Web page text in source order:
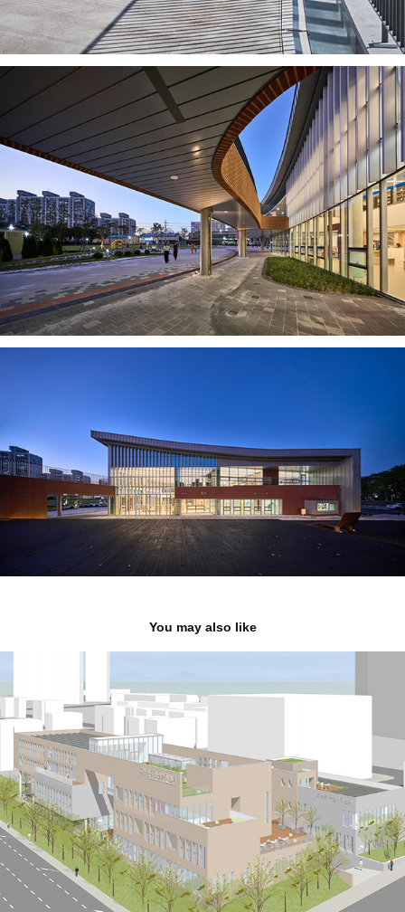
You may also like
호암직동 행정복지센터 설계공모
2021